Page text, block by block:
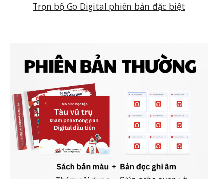
Trọn bộ Go Digital phiên bản đặc biệt